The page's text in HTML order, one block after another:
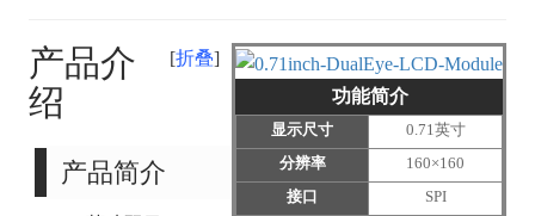
功能简介
显示尺寸
0.71英寸
分辨率
160×160
接口
SPI
折叠
产品介
绍
产品简介